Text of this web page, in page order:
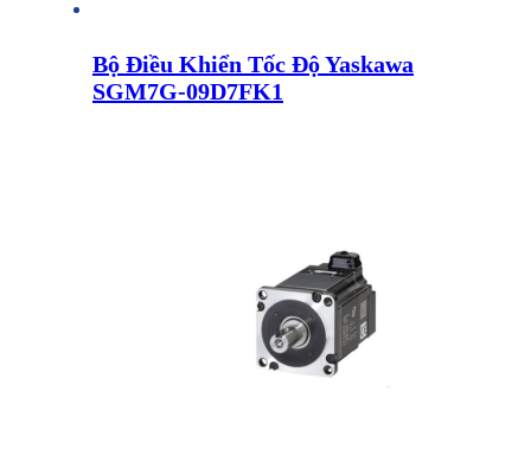
Bộ Điều Khiển Tốc Độ Yaskawa
SGM7G-09D7FK1